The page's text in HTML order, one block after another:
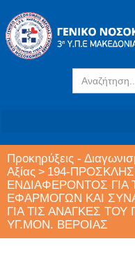
Search
for:
Προκηρύξεις -
Αξίας > 194-
ΕΝΔΙΑΦΕΡΟΝΤΟΣ
ΕΦΑΡΜΟΓΩΝ ΚΑΙ
ΓΙΑ ΤΙΣ ΑΝΑΓΚΕΣ
ΥΓ.ΜΟΝ. ΒΕΡΟΙΑΣ